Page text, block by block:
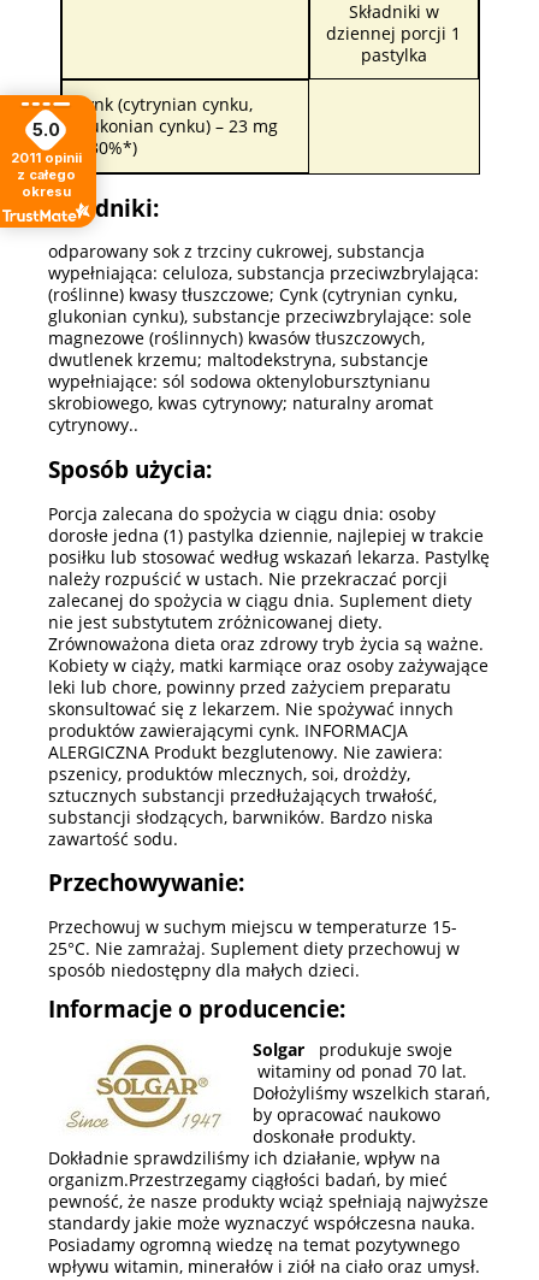
Składniki w
dziennej porcji 1
pastylka
Cynk (cytrynian cynku,
glukonian cynku) – 23 mg
(230%*)
Składniki:
odparowany sok z trzciny cukrowej, substancja
wypełniająca: celuloza, substancja przeciwzbrylająca:
(roślinne) kwasy tłuszczowe; Cynk (cytrynian cynku,
glukonian cynku), substancje przeciwzbrylające: sole
magnezowe (roślinnych) kwasów tłuszczowych,
dwutlenek krzemu; maltodekstryna, substancje
wypełniające: sól sodowa oktenylobursztynianu
skrobiowego, kwas cytrynowy; naturalny aromat
cytrynowy..
Sposób użycia:
Porcja zalecana do spożycia w ciągu dnia: osoby
dorosłe jedna (1) pastylka dziennie, najlepiej w trakcie
posiłku lub stosować według wskazań lekarza. Pastylkę
należy rozpuścić w ustach. Nie przekraczać porcji
zalecanej do spożycia w ciągu dnia. Suplement diety
nie jest substytutem zróżnicowanej diety.
Zrównoważona dieta oraz zdrowy tryb życia są ważne.
Kobiety w ciąży, matki karmiące oraz osoby zażywające
leki lub chore, powinny przed zażyciem preparatu
skonsultować się z lekarzem. Nie spożywać innych
produktów zawierającymi cynk. INFORMACJA
ALERGICZNA Produkt bezglutenowy. Nie zawiera:
pszenicy, produktów mlecznych, soi, drożdży,
sztucznych substancji przedłużających trwałość,
substancji słodzących, barwników. Bardzo niska
zawartość sodu.
Przechowywanie:
Przechowuj w suchym miejscu w temperaturze 15-
25°C. Nie zamrażaj. Suplement diety przechowuj w
sposób niedostępny dla małych dzieci.
Informacje o producencie:
Solgar
produkuje swoje
witaminy od ponad 70 lat.
Dołożyliśmy wszelkich starań,
by opracować naukowo
doskonałe produkty.
Dokładnie sprawdziliśmy ich działanie, wpływ na
organizm.Przestrzegamy ciągłości badań, by mieć
pewność, że nasze produkty wciąż spełniają najwyższe
standardy jakie może wyznaczyć współczesna nauka.
Posiadamy ogromną wiedzę na temat pozytywnego
wpływu witamin, minerałów i ziół na ciało oraz umysł.
5.0
2011 opinii
z całego
okresu